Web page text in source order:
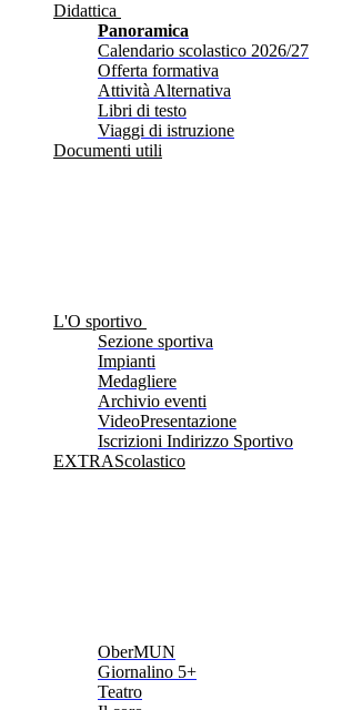
Didattica
Panoramica
Calendario scolastico 2026/27
Offerta formativa
Attività Alternativa
Libri di testo
Viaggi di istruzione
Documenti utili
L'O sportivo
Sezione sportiva
Impianti
Medagliere
Archivio eventi
VideoPresentazione
Iscrizioni Indirizzo Sportivo
EXTRAScolastico
OberMUN
Giornalino 5+
Teatro